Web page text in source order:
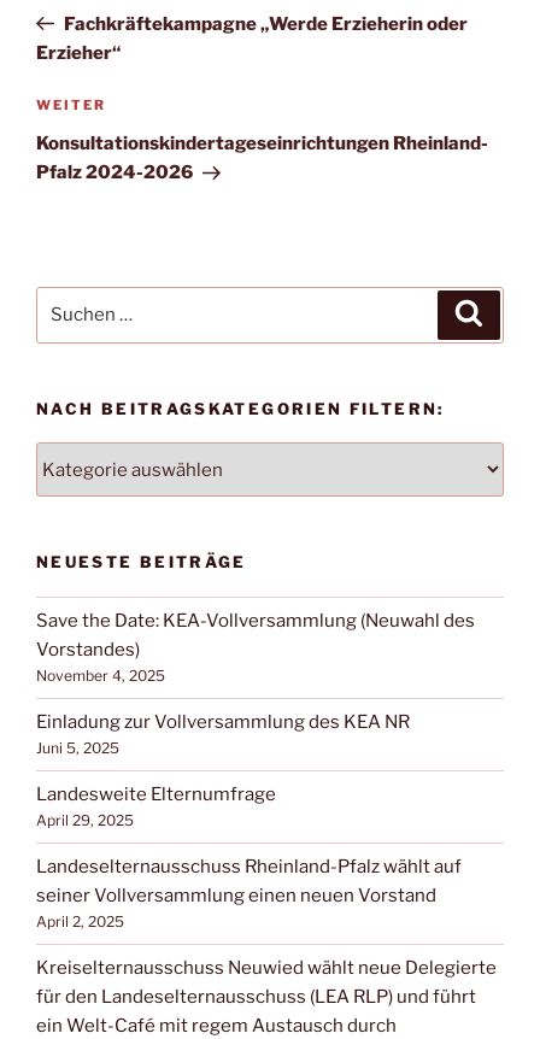
Beitrag
Fachkräftekampagne „Werde Erzieherin oder
Erzieher“
Nächster
Beitrag
WEITER
Konsultationskindertageseinrichtungen Rheinland-
Pfalz 2024-2026
nach:
NACH BEITRAGSKATEGORIEN FILTERN:
BEITRAGSKATEGORIEN
NEUESTE BEITRÄGE
Save the Date: KEA-Vollversammlung (Neuwahl des
Vorstandes)
November 4, 2025
Einladung zur Vollversammlung des KEA NR
Juni 5, 2025
Landesweite Elternumfrage
April 29, 2025
Landeselternausschuss Rheinland-Pfalz wählt auf
seiner Vollversammlung einen neuen Vorstand
April 2, 2025
Kreiselternausschuss Neuwied wählt neue Delegierte
für den Landeselternausschuss (LEA RLP) und führt
ein Welt-Café mit regem Austausch durch